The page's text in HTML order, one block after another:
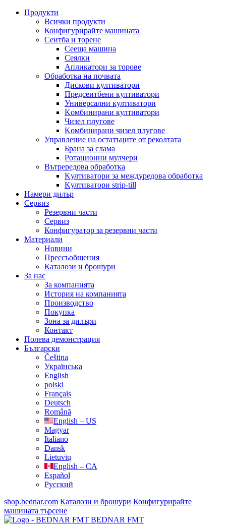
Продукти
Всички продукти
Конфигурирайте машината
Сеитба и торене
Cееща машина
Cеялки
Апликатори за торове
Обработка на почвата
Дискови култиватори
Предсеитбени култиватори
Универсални култиватори
Kомбинирани култиватори
Чизел плугове
Kомбинирани чизел плугове
Управление на остатъците от реколтата
Брана за слама
Pотационни мулчери
Вътрередова обработка
Kултиватори за междуредова обработка
Kултиватори strip-till
Намери дилър
Сервиз
Резервни части
Сервиз
Конфигуратор за резервни части
Материали
Новини
Прессъобщения
Каталози и брошури
За нас
За компанията
История на компанията
Производство
Покупка
Зона за дилъри
Контакт
Полева демонстрация
Български
Čeština
Українська
English
polski
Français
Deutsch
Română
English – US
Magyar
Italiano
Dansk
Lietuvių
English – CA
Español
Русский
shop.bednar.com Каталози и брошури Конфигурирайте
машината търсене
BEDNAR FMT